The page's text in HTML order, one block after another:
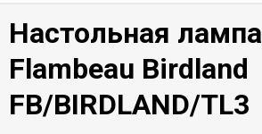
Настольная лампа
Flambeau Birdland
FB/BIRDLAND/TL3